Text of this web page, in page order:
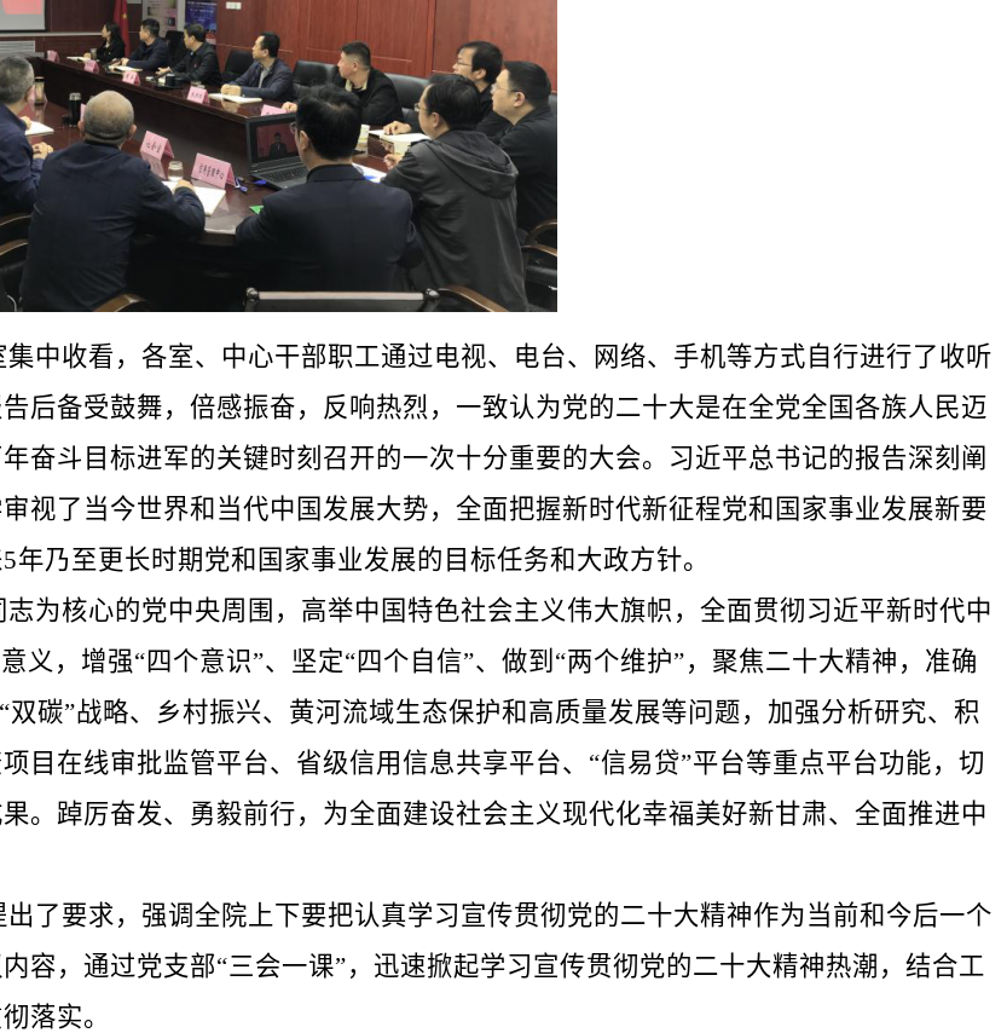
收看，各室、中心干部职工通过电视、电台、网络、手机等方式自行进行了收听
后备受鼓舞，倍感振奋，反响热烈，一致认为党的二十大是在全党全国各族人民迈
奋斗目标进军的关键时刻召开的一次十分重要的大会。习近平总书记的报告深刻阐
视了当今世界和当代中国发展大势，全面把握新时代新征程党和国家事业发展新要
乃至更长时期党和国家事业发展的目标任务和大政方针。
核心的党中央周围，高举中国特色社会主义伟大旗帜，全面贯彻习近平新时代中
义，增强“四个意识”、坚定“四个自信”、做到“两个维护”，聚焦二十大精神，准确
碳”战略、乡村振兴、黄河流域生态保护和高质量发展等问题，加强分析研究、积
目在线审批监管平台、省级信用信息共享平台、“信易贷”平台等重点平台功能，切
。踔厉奋发、勇毅前行，为全面建设社会主义现代化幸福美好新甘肃、全面推进中
要求，强调全院上下要把认真学习宣传贯彻党的二十大精神作为当前和今后一个
容，通过党支部“三会一课”，迅速掀起学习宣传贯彻党的二十大精神热潮，结合工
落实。